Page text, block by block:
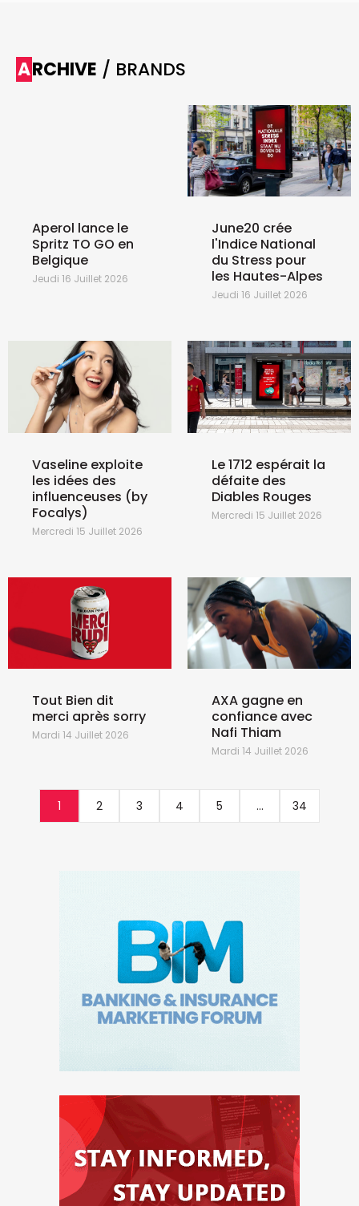
ARCHIVE / BRANDS
Aperol lance le
Spritz TO GO en
Belgique
Jeudi 16 Juillet 2026
June20 crée
l'Indice National
du Stress pour
les Hautes-Alpes
Jeudi 16 Juillet 2026
Vaseline exploite
les idées des
influenceuses (by
Focalys)
Mercredi 15 Juillet 2026
Le 1712 espérait la
défaite des
Diables Rouges
Mercredi 15 Juillet 2026
Tout Bien dit
merci après sorry
Mardi 14 Juillet 2026
AXA gagne en
confiance avec
Nafi Thiam
Mardi 14 Juillet 2026
1 2 3 4 5 ... 34